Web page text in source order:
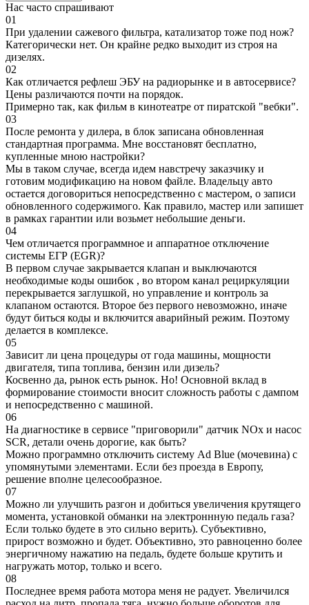
Нас часто спрашивают
01
При удалении сажевого фильтра, катализатор тоже под нож?
Категорически нет. Он крайне редко выходит из строя на
дизелях.
02
Как отличается рефлеш ЭБУ на радиорынке и в автосервисе?
Цены различаются почти на порядок.
Примерно так, как фильм в кинотеатре от пиратской "вебки".
03
После ремонта у дилера, в блок записана обновленная
стандартная программа. Мне восстановят бесплатно,
купленные мною настройки?
Мы в таком случае, всегда идем навстречу заказчику и
готовим модификацию на новом файле. Владельцу авто
остается договориться непосредственно с мастером, о записи
обновленного содержимого. Как правило, мастер или запишет
в рамках гарантии или возьмет небольшие деньги.
04
Чем отличается программное и аппаратное отключение
системы ЕГР (EGR)?
В первом случае закрывается клапан и выключаются
необходимые коды ошибок , во втором канал рециркуляции
перекрывается заглушкой, но управление и контроль за
клапаном остаются. Второе без первого невозможно, иначе
будут биться коды и включится аварийный режим. Поэтому
делается в комплексе.
05
Зависит ли цена процедуры от года машины, мощности
двигателя, типа топлива, бензин или дизель?
Косвенно да, рынок есть рынок. Но! Основной вклад в
формирование стоимости вносит сложность работы с дампом
и непосредственно с машиной.
06
На диагностике в сервисе "приговорили" датчик NOx и насос
SCR, детали очень дорогие, как быть?
Можно программно отключить систему Ad Blue (мочевина) с
упомянутыми элементами. Если без проезда в Европу,
решение вполне целесообразное.
07
Можно ли улучшить разгон и добиться увеличения крутящего
момента, установкой обманки на электроннную педаль газа?
Если только будете в это сильно верить). Субъективно,
прирост возможно и будет. Объективно, это равноценно более
энергичному нажатию на педаль, будете больше крутить и
нагружать мотор, только и всего.
08
Последнее время работа мотора меня не радует. Увеличился